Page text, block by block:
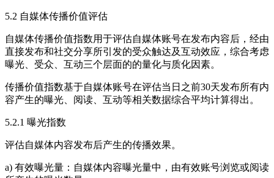
5.2 自媒体传播价值评估
自媒体传播价值指数用于评估自媒体账号在发布内容后，经由
直接发布和社交分享所引发的受众触达及互动效应，综合考虑
曝光、受众、互动三个层面的的量化与质化因素。
传播价值指数基于自媒体账号在评估当日之前30天发布所有内
容产生的曝光、阅读、互动等相关数据综合平均计算得出。
5.2.1 曝光指数
评估自媒体内容发布后产生的传播效果。
a) 有效曝光量：自媒体内容曝光量中，由有效账号浏览或阅读